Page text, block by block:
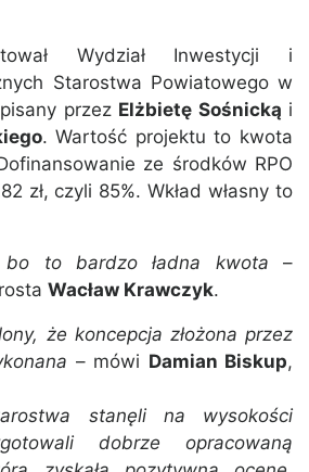
Wydział Inwestycji i
Starostwa Powiatowego w
przez Elżbietę Sośnicką i
. Wartość projektu to kwota
ze środków RPO
zł, czyli 85%. Wkład własny to
bo to bardzo ładna kwota –
Wacław Krawczyk.
że koncepcja złożona przez
– mówi Damian Biskup,
stanęli na wysokości
dobrze opracowaną